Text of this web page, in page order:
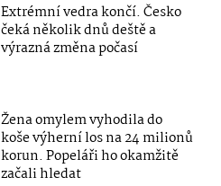
Extrémní vedra končí. Česko
čeká několik dnů deště a
výrazná změna počasí
Žena omylem vyhodila do
koše výherní los na 24 milionů
korun. Popeláři ho okamžitě
začali hledat